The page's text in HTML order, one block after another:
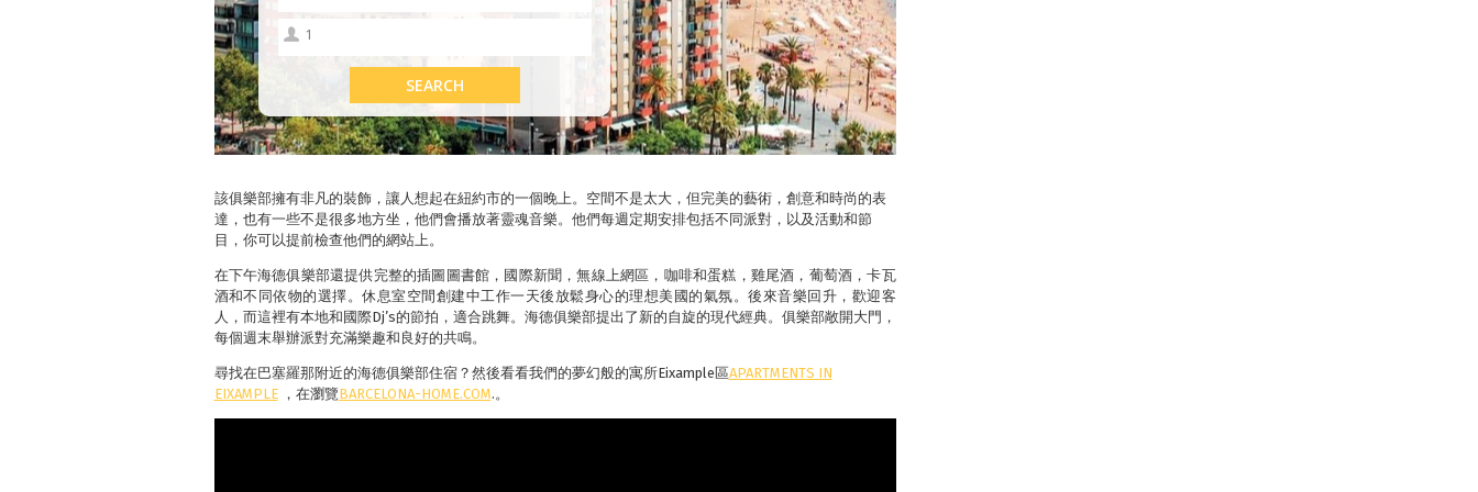
該俱樂部擁有非凡的裝飾，讓人想起在紐約市的一個晚上。空間不是太大，但完美的藝術，創意和時尚的表
達，也有一些不是很多地方坐，他們會播放著靈魂音樂。他們每週定期安排包括不同派對，以及活動和節
目，你可以提前檢查他們的網站上。
在下午海德俱樂部還提供完整的插圖圖書館，國際新聞，無線上網區，咖啡和蛋糕，雞尾酒，葡萄酒，卡瓦
酒和不同依物的選擇。休息室空間創建中工作一天後放鬆身心的理想美國的氣氛。後來音樂回升，歡迎客
人，而這裡有本地和國際Dj’s的節拍，適合跳舞。海德俱樂部提出了新的自旋的現代經典。俱樂部敞開大門，
每個週末舉辦派對充滿樂趣和良好的共鳴。
尋找在巴塞羅那附近的海德俱樂部住宿？然後看看我們的夢幻般的寓所Eixample區APARTMENTS IN
EIXAMPLE，在瀏覽BARCELONA-HOME.COM.。